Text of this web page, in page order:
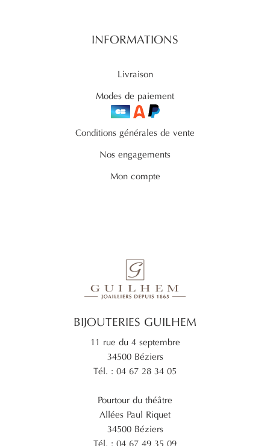
INFORMATIONS
Livraison
Modes de paiement
Conditions générales de vente
Nos engagements
Mon compte
BIJOUTERIES GUILHEM
11 rue du 4 septembre
34500 Béziers
Tél. : 04 67 28 34 05
Pourtour du théâtre
Allées Paul Riquet
34500 Béziers